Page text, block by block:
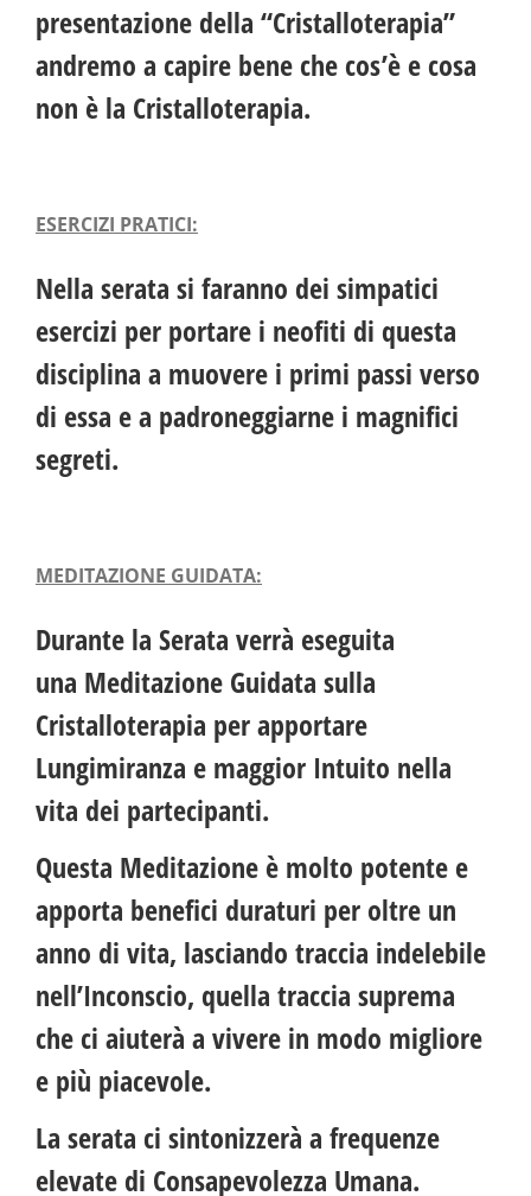
presentazione della “Cristalloterapia”
andremo a capire bene che cos’è e cosa
non è la Cristalloterapia.
ESERCIZI PRATICI:
Nella serata si faranno dei simpatici
esercizi per portare i neofiti di questa
disciplina a muovere i primi passi verso
di essa e a padroneggiarne i magnifici
segreti.
MEDITAZIONE GUIDATA:
Durante la Serata verrà eseguita
una Meditazione Guidata sulla
Cristalloterapia per apportare
Lungimiranza e maggior Intuito nella
vita dei partecipanti.
Questa Meditazione è molto potente e
apporta benefici duraturi per oltre un
anno di vita, lasciando traccia indelebile
nell’Inconscio, quella traccia suprema
che ci aiuterà a vivere in modo migliore
e più piacevole.
La serata ci sintonizzerà a frequenze
elevate di Consapevolezza Umana.